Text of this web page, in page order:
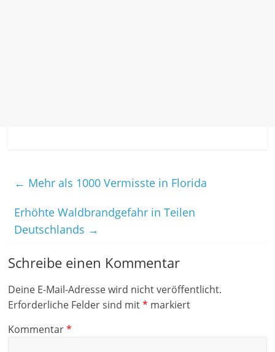
← Mehr als 1000 Vermisste in Florida
Erhöhte Waldbrandgefahr in Teilen
Deutschlands →
Schreibe einen Kommentar
Deine E-Mail-Adresse wird nicht veröffentlicht.
Erforderliche Felder sind mit* markiert
Kommentar*